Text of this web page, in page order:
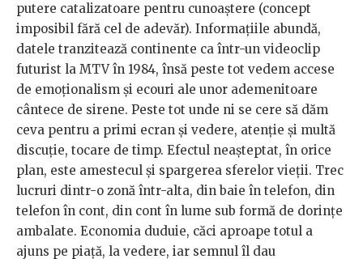
putere catalizatoare pentru cunoaștere (concept
imposibil fără cel de adevăr). Informațiile abundă,
datele tranzitează continente ca într-un videoclip
futurist la MTV în 1984, însă peste tot vedem accese
de emoționalism și ecouri ale unor ademenitoare
cântece de sirene. Peste tot unde ni se cere să dăm
ceva pentru a primi ecran și vedere, atenție și multă
discuție, tocare de timp. Efectul neașteptat, în orice
plan, este amestecul și spargerea sferelor vieții. Trec
lucruri dintr-o zonă într-alta, din baie în telefon, din
telefon în cont, din cont în lume sub formă de dorințe
ambalate. Economia duduie, căci aproape totul a
ajuns pe piață, la vedere, iar semnul îl dau